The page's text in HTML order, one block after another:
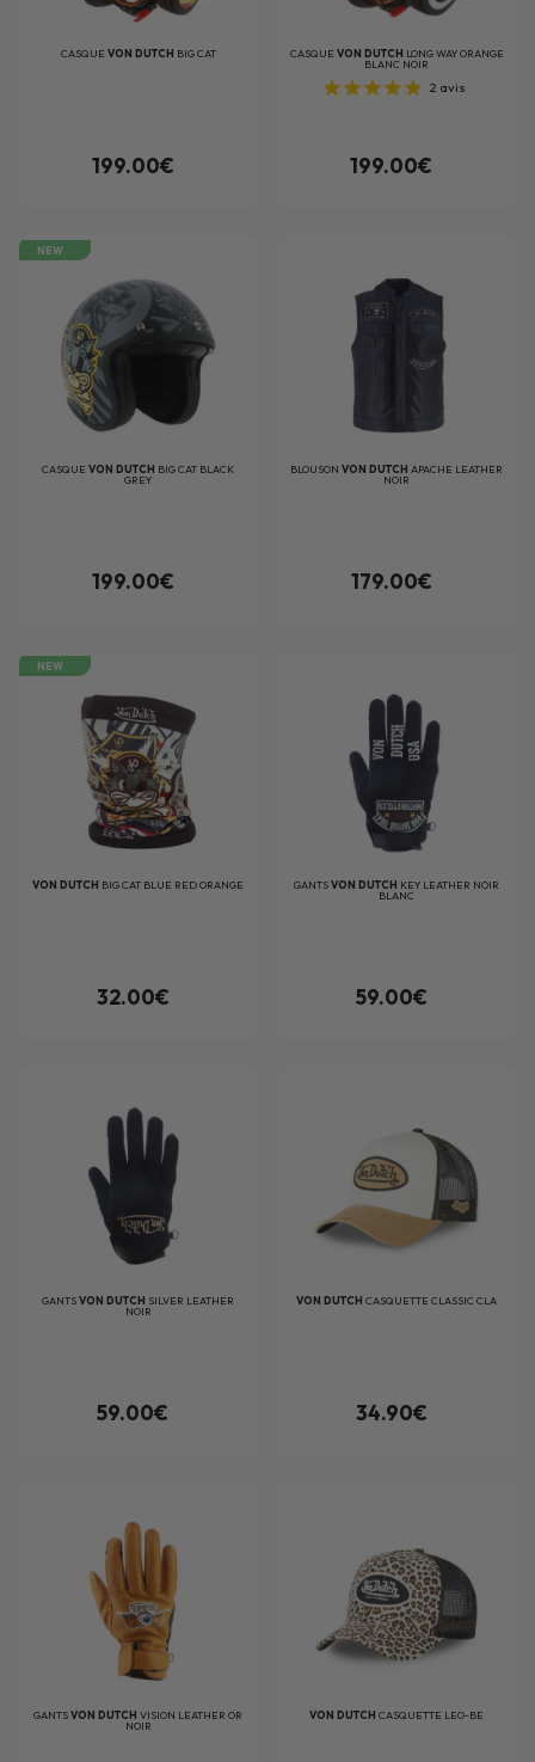
CASQUE VON DUTCH BIG CAT
199.00€
CASQUE VON DUTCH LONG WAY ORANGE
BLANC NOIR
2 avis
199.00€
NEW
CASQUEVON DUTCH BIG CAT BLACK
GREY
199.00€
BLOUSONVON DUTCH APACHE LEATHER
NOIR
179.00€
NEW
VON DUTCH BIG CAT BLUE RED ORANGE
32.00€
GANTSVON DUTCH KEY LEATHER NOIR
BLANC
59.00€
GANTSVON DUTCH SILVER LEATHER
NOIR
59.00€
VON DUTCHCASQUETTE CLASSIC CLA
34.90€
GANTSVON DUTCHVISION LEATHER OR
NOIR
VON DUTCHCASQUETTE LEO-BE